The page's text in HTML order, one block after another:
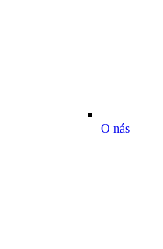
O nás